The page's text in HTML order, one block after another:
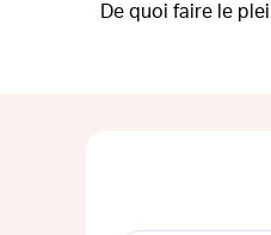
De quoi faire le